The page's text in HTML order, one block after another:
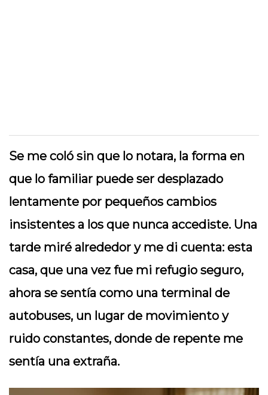
Se me coló sin que lo notara, la forma en
que lo familiar puede ser desplazado
lentamente por pequeños cambios
insistentes a los que nunca accediste. Una
tarde miré alrededor y me di cuenta: esta
casa, que una vez fue mi refugio seguro,
ahora se sentía como una terminal de
autobuses, un lugar de movimiento y
ruido constantes, donde de repente me
sentía una extraña.